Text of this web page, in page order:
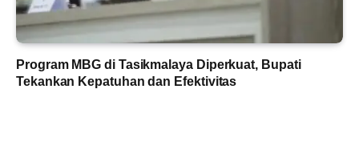
Program MBG di Tasikmalaya Diperkuat, Bupati
Tekankan Kepatuhan dan Efektivitas